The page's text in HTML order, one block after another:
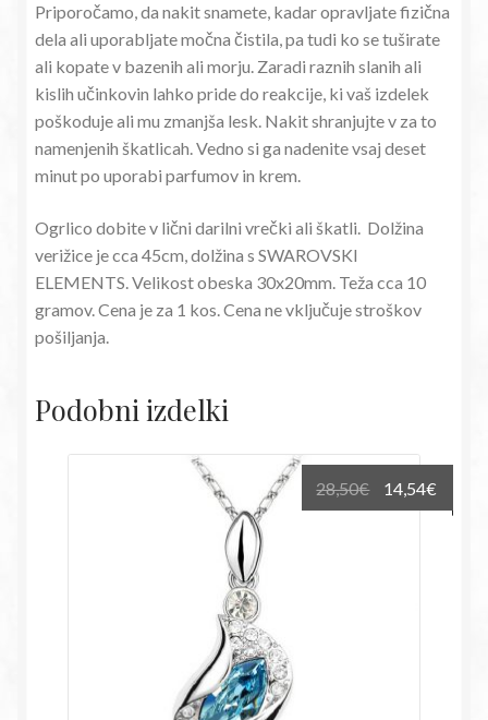
Priporočamo, da nakit snamete, kadar opravljate fizična
dela ali uporabljate močna čistila, pa tudi ko se tuširate
ali kopate v bazenih ali morju. Zaradi raznih slanih ali
kislih učinkovin lahko pride do reakcije, ki vaš izdelek
poškoduje ali mu zmanjša lesk. Nakit shranjujte v za to
namenjenih škatlicah. Vedno si ga nadenite vsaj deset
minut po uporabi parfumov in krem.
Ogrlico dobite v lični darilni vrečki ali škatli. Dolžina
verižice je cca 45cm, dolžina s SWAROVSKI
ELEMENTS. Velikost obeska 30x20mm. Teža cca 10
gramov. Cena je za 1 kos. Cena ne vključuje stroškov
pošiljanja.
Podobni izdelki
28,50€
Izvirna
cena
14,54€
cena